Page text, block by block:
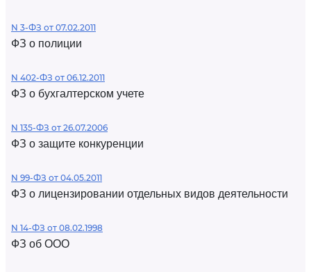
N 3-ФЗ от 07.02.2011
ФЗ о полиции
N 402-ФЗ от 06.12.2011
ФЗ о бухгалтерском учете
N 135-ФЗ от 26.07.2006
ФЗ о защите конкуренции
N 99-ФЗ от 04.05.2011
ФЗ о лицензировании отдельных видов деятельности
N 14-ФЗ от 08.02.1998
ФЗ об ООО